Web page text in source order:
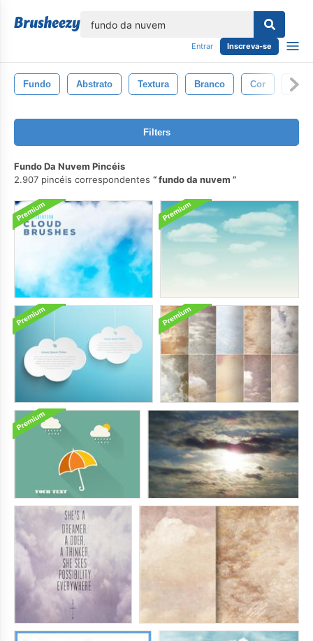
Entrar Inscreva-se
Fundo Abstrato Textura Branco Cor Preto
Filters
Fundo Da Nuvem Pincéis
2.907 pincéis correspondentes
fundo da nuvem